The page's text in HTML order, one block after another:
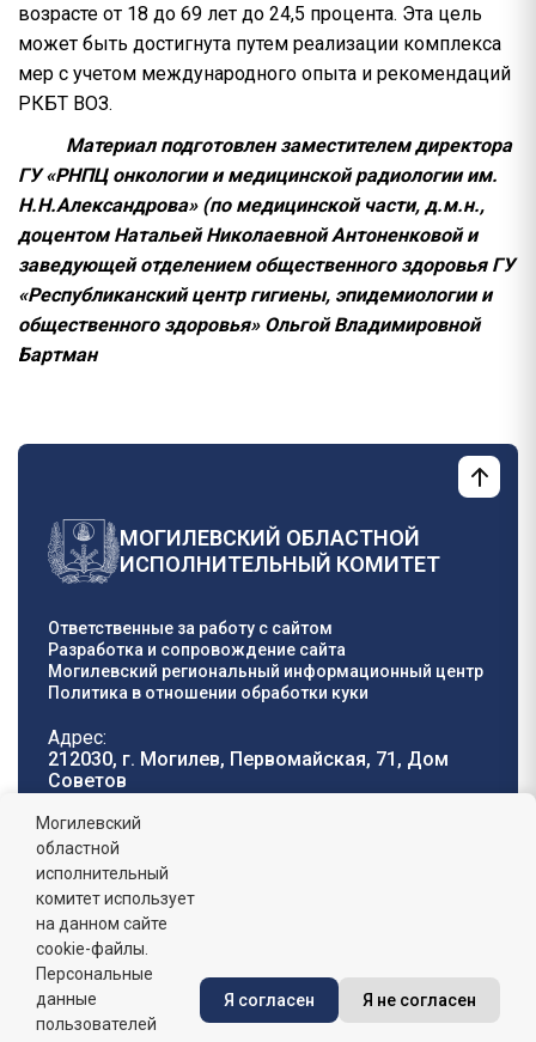
возрасте от 18 до 69 лет до 24,5 процента. Эта цель
может быть достигнута путем реализации комплекса
мер с учетом международного опыта и рекомендаций
РКБТ ВОЗ.
Материал подготовлен заместителем директора
ГУ «РНПЦ онкологии и медицинской радиологии им.
Н.Н.Александрова» (по медицинской части, д.м.н.,
доцентом Натальей Николаевной Антоненковой и
заведующей отделением общественного здоровья ГУ
«Республиканский центр гигиены, эпидемиологии и
общественного здоровья» Ольгой Владимировной
Бартман
МОГИЛЕВСКИЙ ОБЛАСТНОЙ
ИСПОЛНИТЕЛЬНЫЙ КОМИТЕТ
Ответственные за работу с сайтом
Разработка и сопровождение сайта
Могилевский региональный информационный центр
Политика в отношении обработки куки
Адрес:
212030, г. Могилев, Первомайская, 71, Дом
Cоветов
Телефон горячей
линии:
8 (0222) 71-32-55
График работы:
пн-пт: 8.00 - 17.00, сб-вс: выходной,
обеденный перерыв: 13:00 - 14:00
Сайт зарегистрирован в Государственном регистре
информационных ресурсов Республики Беларусь. №
Могилевский
областной
исполнительный
комитет использует
на данном сайте
cookie-файлы.
Персональные
данные
пользователей
Я согласен Я не согласен